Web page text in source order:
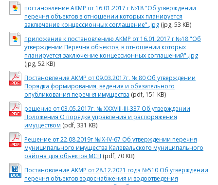
постановление АКМР от 16.01.2017 г №18 "Об утверждении
перечня объектов в отношении которых планируется
заключение концессионных соглашение"..jpg (jpg, 53 KB)
приложение к постановлению АКМР от 16.01.2017 г №18 "Об
утверждении Перечня объектов, в отношении которых
планируется заключение концессионных соглашений"..jpg
(jpg, 52 KB)
Постановление АКМР от 09.03.2017г. № 80 Об утверждении
Порядка формирования, ведения и обязательного
опубликования перечня имущества (pdf, 151 KB)
решение от 03.05.2017г. № XXXVIII-III-337 Об утверждении
Положения О порядке управления и распоряжения
имуществом (pdf, 331 KB)
Решение от 22.08.2019г №IX-IV-67 Об утверждении перечня
муниципального имущества Калевальского муниципального
района для объектов МСП (pdf, 70 KB)
Постановление АКМР от 28.12.2021 года №510 Об утверждении
перечня объектов водоснабжения и водоотведения